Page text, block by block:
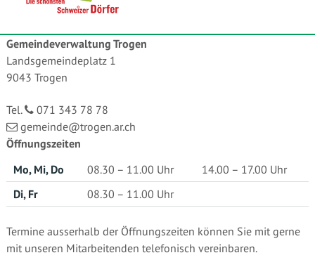
Gemeindeverwaltung Trogen
Landsgemeindeplatz 1
9043 Trogen
Tel.
071 343 78 78
gemeinde@trogen.ar.ch
Öffnungszeiten
Mo, Mi, Do
08.30 – 11.00 Uhr
14.00 – 17.00 Uhr
Di, Fr
08.30 – 11.00 Uhr
Termine ausserhalb der Öffnungszeiten können Sie mit gerne
mit unseren Mitarbeitenden telefonisch vereinbaren.